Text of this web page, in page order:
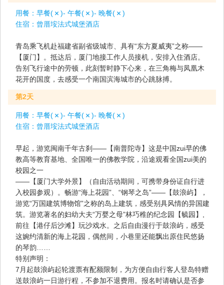
用餐： 早餐( )- 午餐( )- 晚餐(
)
住宿： 曾厝垵法式城堡酒店
青岛乘飞机赴福建省副省级城市、具有“东方夏威夷”之称——
【厦门】。抵达后，厦门地接工作人员接机，安排入住酒店。
告别飞行途中的劳顿，此刻暂时静下心来，在三角梅与凤凰木
花开的国度，去感受一个南国滨海城市的心跳脉搏。
第2天
用餐： 早餐( )- 午餐( )- 晚餐(
)
住宿： 曾厝垵法式城堡酒店
早起，游览闽南千年古刹——【南普陀寺】这是中国zui早的佛
教高等教育基地、全国唯一的佛教学院，沿途观看全国zui美的
校园之一
——【厦门大学外景】（自由活动期间，可携带身份证自行进
入校园参观）。畅游“海上花园”、“钢琴之岛”——【鼓浪屿】，
游览“万国建筑博物馆”之称的岛上建筑，感受别具风情的异国建
筑。游览著名的妇幼大夫“万婴之母”林巧稚的纪念园【毓园】,
前往【港仔后沙滩】玩沙戏水。之后自由漫行于鼓浪屿，感受
这婉约清新的海上花园，偶然间，小巷里还能飘出原住民悠扬
的琴韵……
特别声明：
7月起鼓浪屿起轮渡票有配额限制，为方便自由行客人登岛特赠
送鼓浪屿一日游行程，不参加不退费用。报名时请确认是否参